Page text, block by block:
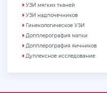
УЗИ мягких тканей
УЗИ надпочечников
Гинекологическое УЗИ
Допплерография матки
Допплерография яичников
Дуплексное исследование